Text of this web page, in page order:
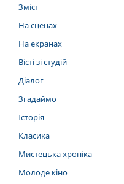
Зміст
На сценах
На екранах
Вісті зі студій
Діалог
Згадаймо
Історія
Класика
Мистецька хроніка
Молоде кіно